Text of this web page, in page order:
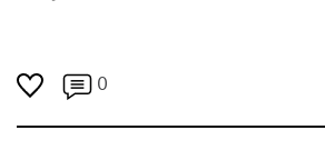
0